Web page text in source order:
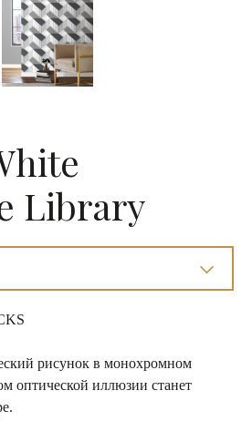
Library
рисунок в монохромном
оптической иллюзии станет